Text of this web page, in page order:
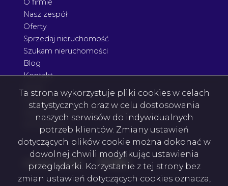
O firmie
Nasz zespół
Oferty
Sprzedaj nieruchomość
Szukam nieruchomości
Blog
Kontakt
Agent nieruchomości Podkarpacie
Architektura
social media Facebook
Facebook
Facebook
Facebook
Ta strona wykorzystuje pliki cookies w celach
statystycznych oraz w celu dostosowania
naszych serwisów do indywidualnych
potrzeb klientów. Zmiany ustawień
dotyczących plików cookie można dokonać w
dowolnej chwili modyfikując ustawienia
przeglądarki. Korzystanie z tej strony bez
zmian ustawień dotyczących cookies oznacza,